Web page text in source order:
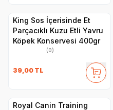
King Sos İçerisinde Et
Parçacıklı Kuzu Etli Yavru
Köpek Konservesi 400gr
(0)
39,00 TL
Royal Canin Training